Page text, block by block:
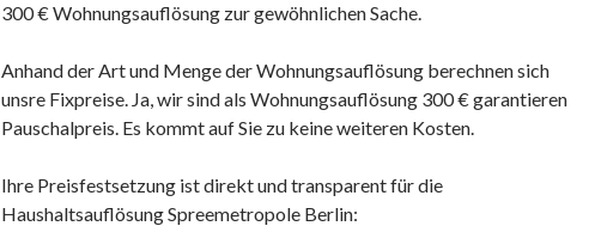
300 € Wohnungsauflösung zur gewöhnlichen Sache.
Anhand der Art und Menge der Wohnungsauflösung berechnen sich
unsre Fixpreise. Ja, wir sind als Wohnungsauflösung 300 € garantieren
Pauschalpreis. Es kommt auf Sie zu keine weiteren Kosten.
Ihre Preisfestsetzung ist direkt und transparent für die
Haushaltsauflösung Spreemetropole Berlin: